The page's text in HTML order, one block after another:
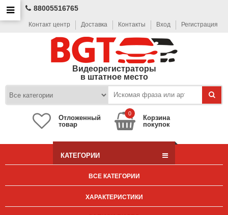
88005516765
Контакт центр Доставка Контакты Вход Регистрация
Видеорегистраторы
в штатное место
Отложенный
товар
0
Корзина
покупок
КАТЕГОРИИ
ВСЕ КАТЕГОРИИ
ХАРАКТЕРИСТИКИ